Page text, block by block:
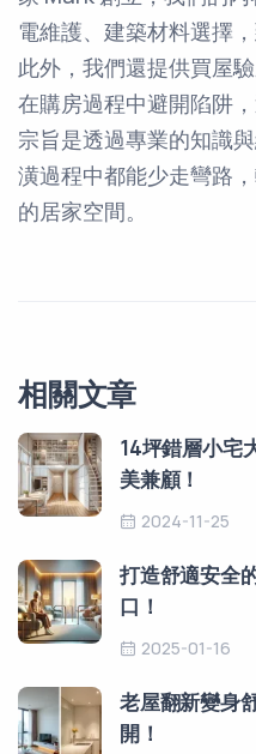
電維護、建築材料選擇
此外，我們還提供買屋
在購房過程中避開陷阱
宗旨是透過專業的知識
潢過程中都能少走彎路
的居家空間。
相關文章
14坪錯層小宅
美兼顧！
2024-11-25
打造舒適安全
口！
2025-01-16
老屋翻新變身
開！